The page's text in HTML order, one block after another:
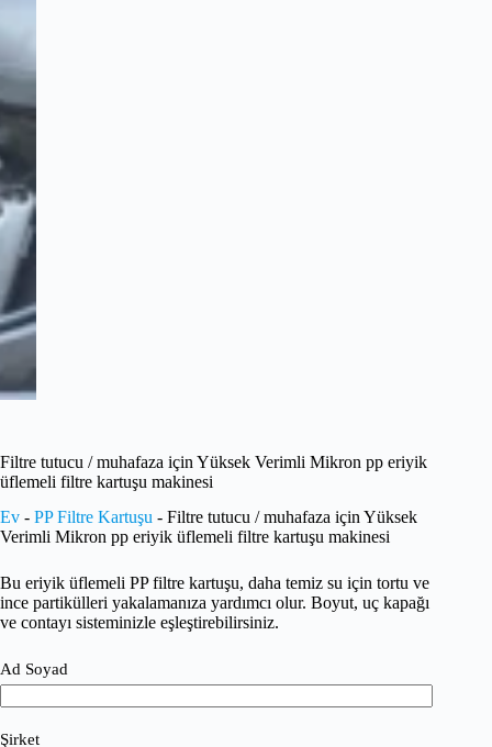
Filtre tutucu / muhafaza için Yüksek Verimli Mikron pp eriyik
üflemeli filtre kartuşu makinesi
Ev - PP Filtre Kartuşu - Filtre tutucu / muhafaza için Yüksek
Verimli Mikron pp eriyik üflemeli filtre kartuşu makinesi
Bu eriyik üflemeli PP filtre kartuşu, daha temiz su için tortu ve
ince partikülleri yakalamanıza yardımcı olur. Boyut, uç kapağı
ve contayı sisteminizle eşleştirebilirsiniz.
Ad Soyad
Şirket